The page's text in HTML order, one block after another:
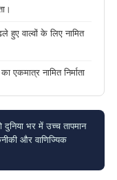
वाल्वों के लिए नामित
एकमात्र नामित निर्माता
दुनिया भर में उच्च तापमान
और वाणिज्यिक